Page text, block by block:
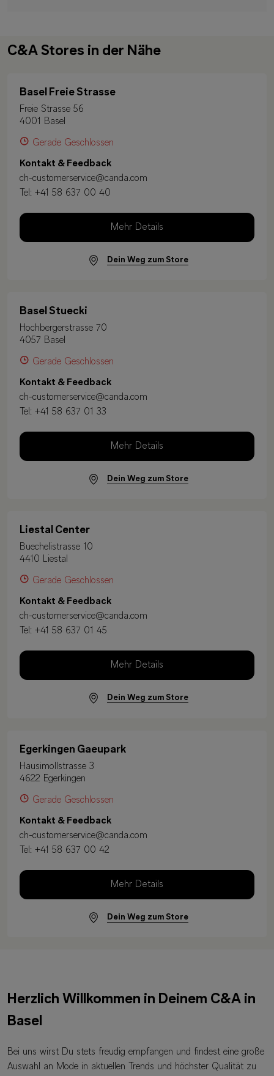
C&A Stores in der Nähe
Basel Freie Strasse
Freie Strasse 56
4001 Basel
Gerade Geschlossen
Kontakt & Feedback
ch-customerservice@canda.com
Tel: +41 58 637 00 40
Mehr Details
Dein Weg zum Store
Basel Stuecki
Hochbergerstrasse 70
4057 Basel
Gerade Geschlossen
Kontakt & Feedback
ch-customerservice@canda.com
Tel: +41 58 637 01 33
Mehr Details
Dein Weg zum Store
Liestal Center
Buechelistrasse 10
4410 Liestal
Gerade Geschlossen
Kontakt & Feedback
ch-customerservice@canda.com
Tel: +41 58 637 01 45
Mehr Details
Dein Weg zum Store
Egerkingen Gaeupark
Hausimollstrasse 3
4622 Egerkingen
Gerade Geschlossen
Kontakt & Feedback
ch-customerservice@canda.com
Tel: +41 58 637 00 42
Mehr Details
Dein Weg zum Store
Herzlich Willkommen in Deinem C&A in
Basel
Bei uns wirst Du stets freudig empfangen und findest eine große
Auswahl an Mode in aktuellen Trends und höchster Qualität zu